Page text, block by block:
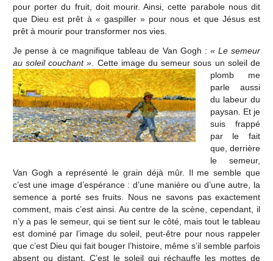
pour porter du fruit, doit mourir. Ainsi, cette parabole nous dit
que Dieu est prêt à « gaspiller » pour nous et que Jésus est
prêt à mourir pour transformer nos vies.
Je pense à ce magnifique tableau de Van Gogh : « Le semeur
au soleil couchant »
Cette image du semeur sous un soleil de
plomb me
parle aussi
du labeur du
paysan. Et je
suis frappé
par le fait
que, derrière
le semeur,
Van Gogh a représenté le grain déjà mûr. Il me semble que
c’est une image d’espérance : d’une manière ou d’une autre, la
semence a porté ses fruits. Nous ne savons pas exactement
comment, mais c’est ainsi. Au centre de la scène, cependant, il
n’y a pas le semeur, qui se tient sur le côté, mais tout le tableau
est dominé par l’image du soleil, peut-être pour nous rappeler
que c’est Dieu qui fait bouger l’histoire, même s’il semble parfois
absent ou distant. C’est le soleil qui réchauffe les mottes de